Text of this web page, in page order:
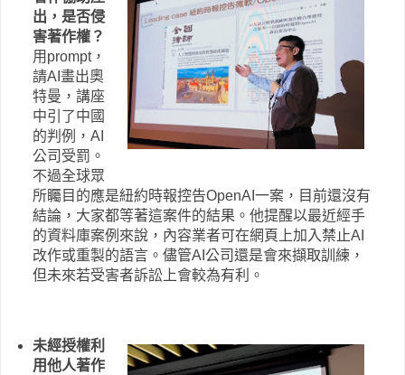
出，是否侵
害著作權？
用prompt，
請AI畫出奧
特曼，講座
中引了中國
的判例，AI
公司受罰。
不過全球眾
所矚目的應是紐約時報控告OpenAI一案，目前還沒有
結論，大家都等著這案件的結果。他提醒以最近經手
的資料庫案例來說，內容業者可在網頁上加入禁止AI
改作或重製的語言。儘管AI公司還是會來擷取訓練，
但未來若受害者訴訟上會較為有利。
未經授權利
用他人著作